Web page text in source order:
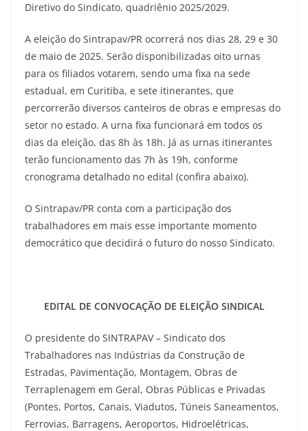
Diretivo do Sindicato, quadriênio 2025/2029.
A eleição do Sintrapav/PR ocorrerá nos dias 28, 29 e 30
de maio de 2025. Serão disponibilizadas oito urnas
para os filiados votarem, sendo uma fixa na sede
estadual, em Curitiba, e sete itinerantes, que
percorrerão diversos canteiros de obras e empresas do
setor no estado. A urna fixa funcionará em todos os
dias da eleição, das 8h às 18h. Já as urnas itinerantes
terão funcionamento das 7h às 19h, conforme
cronograma detalhado no edital (confira abaixo).
O Sintrapav/PR conta com a participação dos
trabalhadores em mais esse importante momento
democrático que decidirá o futuro do nosso Sindicato.
EDITAL DE CONVOCAÇÃO DE ELEIÇÃO SINDICAL
O presidente do SINTRAPAV – Sindicato dos
Trabalhadores nas Indústrias da Construção de
Estradas, Pavimentação, Montagem, Obras de
Terraplenagem em Geral, Obras Públicas e Privadas
(Pontes, Portos, Canais, Viadutos, Túneis Saneamentos,
Ferrovias, Barragens, Aeroportos, Hidroelétricas,